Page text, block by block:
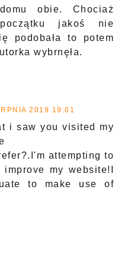
obie. Chociaż
jakoś nie
podobała to potem
wybrnęła.
2019 19:01
i saw you visited my
attempting to
my website!I
to make use of